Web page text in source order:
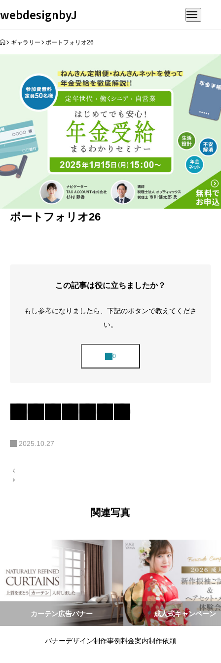
webdesignbyJ
HOME
ギャラリー ポートフォリオ26
ポートフォリオ26
この記事は役に立ちましたか？
もし参考になりましたら、下記のボタンで教えてくださ
い。
2025.10.27
投
稿
関連写真
カーテン広告バナー 成人式キャンペーン
バナーデザイン制作事例料金案内制作依頼